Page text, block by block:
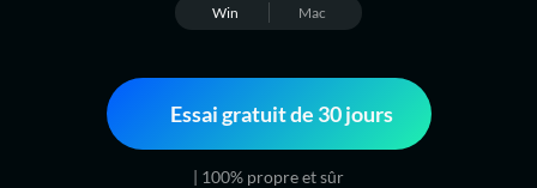
Win Mac
Essai gratuit de 30 jours
| 100% propre et sûr